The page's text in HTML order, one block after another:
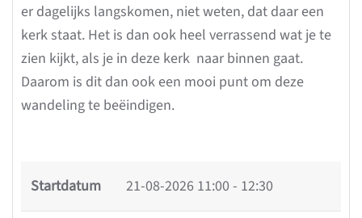
er dagelijks langskomen, niet weten, dat daar een
kerk staat. Het is dan ook heel verrassend wat je te
zien kijkt, als je in deze kerk naar binnen gaat.
Daarom is dit dan ook een mooi punt om deze
wandeling te beëindigen.
Startdatum 21-08-2026 11:00 - 12:30